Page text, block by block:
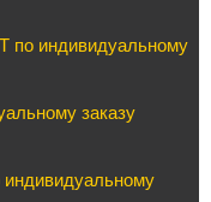
по индивидуальному
заказу